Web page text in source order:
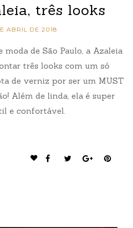
três looks
ABRIL DE 2018
moda de São Paulo, a Azaleia
três looks com um só
de verniz por ser um MUST
Além de linda, ela é super
e confortável.